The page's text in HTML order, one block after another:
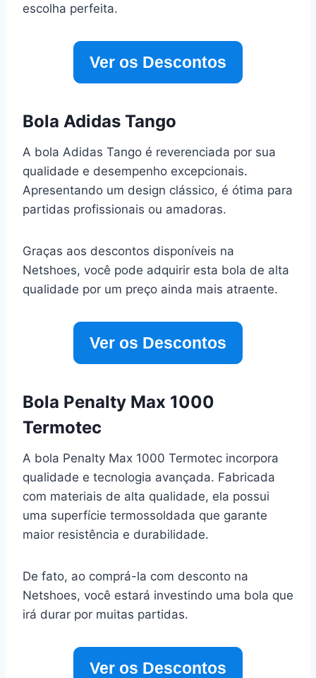
escolha perfeita.
Ver os Descontos
Bola Adidas Tango
A bola Adidas Tango é reverenciada por sua
qualidade e desempenho excepcionais.
Apresentando um design clássico, é ótima para
partidas profissionais ou amadoras.
Graças aos descontos disponíveis na
Netshoes, você pode adquirir esta bola de alta
qualidade por um preço ainda mais atraente.
Ver os Descontos
Bola Penalty Max 1000
Termotec
A bola Penalty Max 1000 Termotec incorpora
qualidade e tecnologia avançada. Fabricada
com materiais de alta qualidade, ela possui
uma superfície termossoldada que garante
maior resistência e durabilidade.
De fato, ao comprá-la com desconto na
Netshoes, você estará investindo uma bola que
irá durar por muitas partidas.
Ver os Descontos